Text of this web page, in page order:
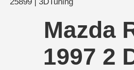
Mazda
1997 2